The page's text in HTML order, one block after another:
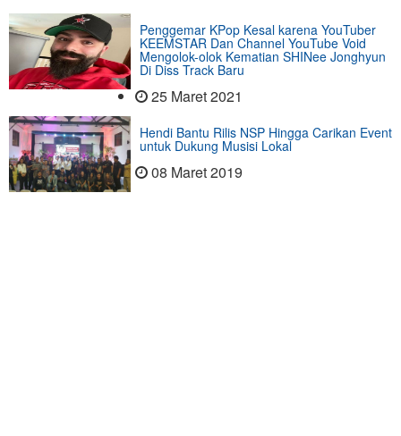
Penggemar KPop Kesal karena YouTuber
KEEMSTAR Dan Channel YouTube Void
Mengolok-olok Kematian SHINee Jonghyun
Di Diss Track Baru
25 Maret 2021
Hendi Bantu Rilis NSP Hingga Carikan Event
untuk Dukung Musisi Lokal
08 Maret 2019